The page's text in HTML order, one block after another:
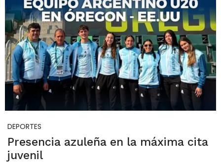
DEPORTES
Presencia azuleña en la máxima cita
juvenil